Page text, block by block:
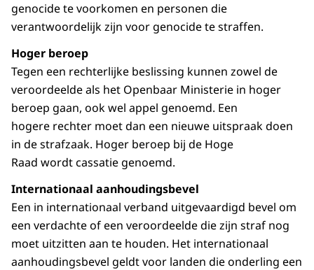
genocide te voorkomen en personen die
verantwoordelijk zijn voor genocide te straffen.
Hoger beroep
Tegen een rechterlijke beslissing kunnen zowel de
veroordeelde als het Openbaar Ministerie in hoger
beroep gaan, ook wel appel genoemd. Een
hogere rechter moet dan een nieuwe uitspraak doen
in de strafzaak. Hoger beroep bij de Hoge
Raad wordt cassatie genoemd.
Internationaal aanhoudingsbevel
Een in internationaal verband uitgevaardigd bevel om
een verdachte of een veroordeelde die zijn straf nog
moet uitzitten aan te houden. Het internationaal
aanhoudingsbevel geldt voor landen die onderling een